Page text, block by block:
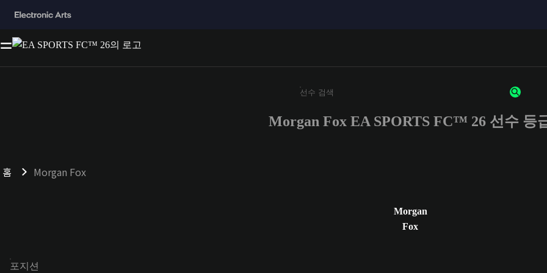
최소 3자 이상의 문자 또는 숫자를 입력하세요
Morgan Fox EA SPORTS FC™ 26 선수 등
홈 Morgan Fox
Morgan
Fox
포지션